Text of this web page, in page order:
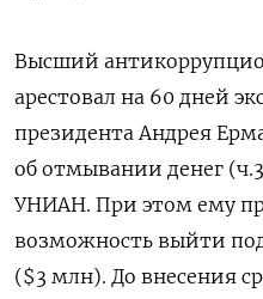
Высший
арестовал на 60 дней
президента Андрея
об отмывании денег (
УНИАН. При этом ему
возможность выйти
($3 млн). До внесения с